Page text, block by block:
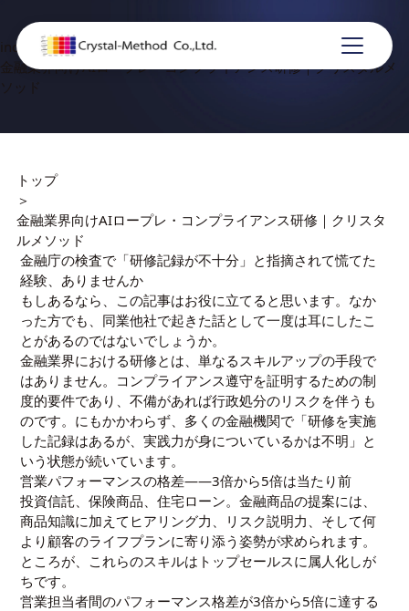
industry-finance
金融業界向けAIロープレ・コンプライアンス研修｜クリスタルメ
ソッド
トップ
＞
金融業界向けAIロープレ・コンプライアンス研修｜クリスタ
ルメソッド
金融庁の検査で「研修記録が不十分」と指摘されて慌てた
経験、ありませんか
もしあるなら、この記事はお役に立てると思います。なか
った方でも、同業他社で起きた話として一度は耳にしたこ
とがあるのではないでしょうか。
金融業界における研修とは、単なるスキルアップの手段で
はありません。コンプライアンス遵守を証明するための制
度的要件であり、不備があれば行政処分のリスクを伴うも
のです。にもかかわらず、多くの金融機関で「研修を実施
した記録はあるが、実践力が身についているかは不明」と
いう状態が続いています。
営業パフォーマンスの格差——3倍から5倍は当たり前
投資信託、保険商品、住宅ローン。金融商品の提案には、
商品知識に加えてヒアリング力、リスク説明力、そして何
より顧客のライフプランに寄り添う姿勢が求められます。
ところが、これらのスキルはトップセールスに属人化しが
ちです。
営業担当者間のパフォーマンス格差が3倍から5倍に達する